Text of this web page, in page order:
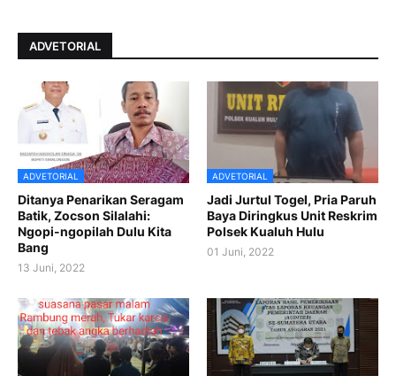
ADVETORIAL
ADVETORIAL
Ditanya Penarikan Seragam
Batik, Zocson Silalahi:
Ngopi-ngopilah Dulu Kita
Bang
13 Juni, 2022
ADVETORIAL
Jadi Jurtul Togel, Pria Paruh
Baya Diringkus Unit Reskrim
Polsek Kualuh Hulu
01 Juni, 2022